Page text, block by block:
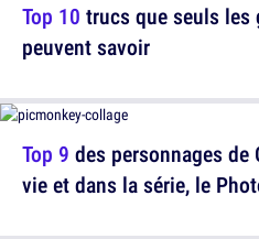
Top 10 trucs que seuls
peuvent savoir
Top 9 des personnages de
vie et dans la série, le